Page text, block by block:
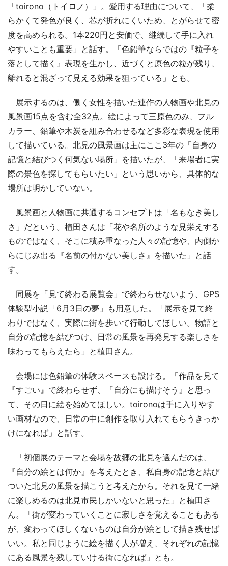
「toirono（トイロノ）」。愛用する理由について、「柔
らかくて発色が良く、芯が折れにくいため、とがらせて密
度を高められる。1本220円と安価で、継続して手に入れ
やすいことも重要」と話す。「色鉛筆ならではの『粒子を
落として描く』表現を生かし、近づくと原色の粒が残り、
離れると混ざって見える効果を狙っている」とも。
展示するのは、働く女性を描いた連作の人物画や北見の
風景画15点を含む全32点。絵によって三原色のみ、フル
カラー、鉛筆や木炭を組み合わせるなど多彩な表現を使用
して描いている。北見の風景画は主にここ3年の「自身の
記憶と結びつく何気ない場所」を描いたが、「来場者に実
際の景色を探してもらいたい」という思いから、具体的な
場所は明かしていない。
風景画と人物画に共通するコンセプトは「名もなき美し
さ」だという。植田さんは「花や名所のような見栄えする
ものではなく、そこに積み重なった人々の記憶や、内側か
らにじみ出る『名前の付かない美しさ』を描いた」と話
す。
同展を「見て終わる展覧会」で終わらせないよう、GPS
体験型小説「6月3日の夢」も用意した。「展示を見て終
わりではなく、実際に街を歩いて行動してほしい。物語と
自分の記憶を結びつけ、日常の風景を再発見する楽しさを
味わってもらえたら」と植田さん。
会場には色鉛筆の体験スペースも設ける。「作品を見て
『すごい』で終わらせず、『自分にも描けそう』と思っ
て、その日に絵を始めてほしい。toironoは手に入りやす
い画材なので、日常の中に創作を取り入れてもらうきっか
けになれば」と話す。
「初個展のテーマと会場を故郷の北見を選んだのは、
『自分の絵とは何か』を考えたとき、私自身の記憶と結び
ついた北見の風景を描こうと考えたから。それを見て一緒
に楽しめるのは北見市民しかいないと思った」と植田さ
ん。「街が変わっていくことに寂しさを覚えることもある
が、変わってほしくないものは自分が絵として描き残せば
いい。私と同じように絵を描く人が増え、それぞれの記憶
にある風景を残していける街になれば」とも。